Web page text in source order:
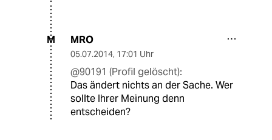
M MRO
05.07.2014, 17:01 Uhr
@90191 (Profil gelöscht):
Das ändert nichts an der Sache. Wer
sollte Ihrer Meinung denn
entscheiden?